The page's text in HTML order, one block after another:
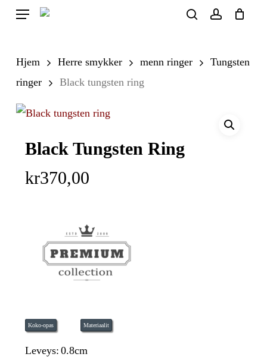
Skip
content
Menu
Hjem Herre smykker menn ringer
Tungsten
ringer
Black tungsten ring
Black Tungsten Ring
kr370,00
Koko-opas Materiaalit
Leveys: 0.8cm